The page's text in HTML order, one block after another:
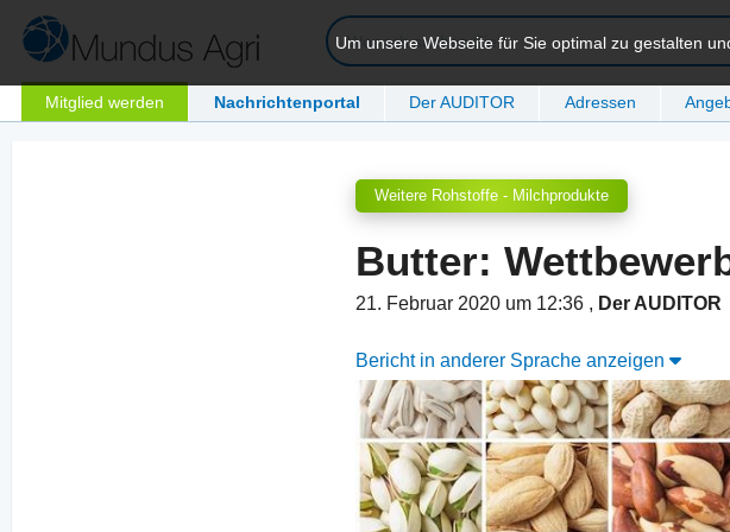
Mitglied werden Nachrichtenportal Der AUDITOR Adressen
Um unsere Webseite für Sie optimal zu gestalten
Weitere Rohstoffe - Milchprodukte
Butter:
21. Februar 2020 um 12:36 , Der AUDITOR
Bericht in anderer Sprache anzeigen